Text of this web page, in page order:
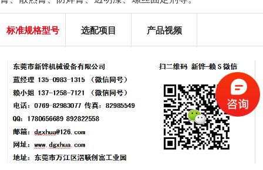
标准规格型号 选配项目 产品视频